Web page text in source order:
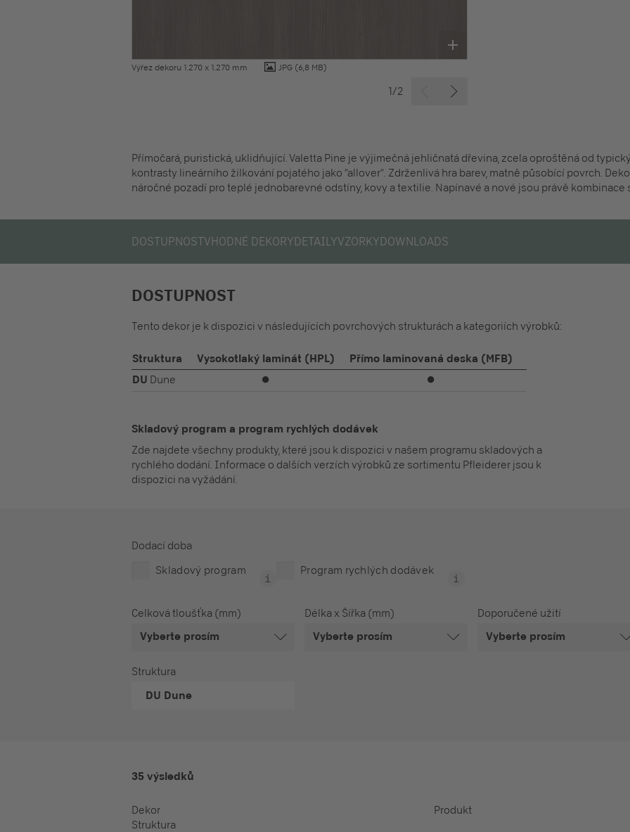
Výřez dekoru 1.270 x 1.270 mm JPG (6,8 MB)
1/2
Přímočará, puristická, uklidňující. Valetta Pine je výjimečná jehličnatá dřevina, zcela oproštěná od
kontrasty lineárního žilkování pojatého jako “allover“. Zdrženlivá hra barev, matně působící povrch.
náročné pozadí pro teplé jednobarevné odstíny, kovy a textilie. Napínavé a nové jsou právě
DOSTUPNOSTVHODNÉ DEKORYDETAILYVZORKYDOWNLOADS
DOSTUPNOST
Tento dekor je k dispozici v následujících povrchových strukturách a kategoriích výrobků:
Struktura Vysokotlaký laminát (HPL)
Přímo laminovaná deska (MFB)
DU Dune ⏺ ⏺
Skladový program a program rychlých dodávek
Zde najdete všechny produkty, které jsou k dispozici v našem programu skladových a
rychlého dodání. Informace o dalších verzích výrobků ze sortimentu Pfleiderer jsou k
dispozici na vyžádání.
Dodací doba
Skladový program
Program rychlých dodávek
Celková tloušťka (mm)
Vyberte prosím
Délka x Šířka (mm)
Vyberte prosím
Doporučené užití
Vyberte prosím
Struktura
DU Dune
35 výsledků
Dekor
Struktura
Produkt